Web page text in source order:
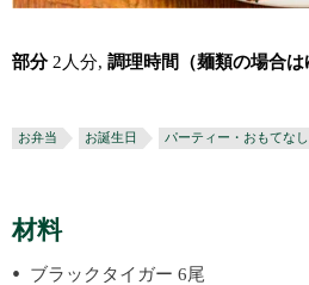
部分 2人分, 調理時間（麺類の場合は
お弁当 お誕生日 パーティー・おもてなし
材料
ブラックタイガー 6尾